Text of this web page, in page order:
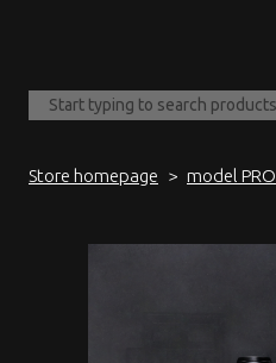
Store homepage model PRO